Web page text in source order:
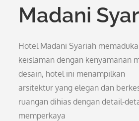
Madani
Hotel Madani Syariah
keislaman dengan kenyamanan
desain, hotel ini menampilkan
arsitektur yang elegan dan
ruangan dihias dengan detail-
memperkaya